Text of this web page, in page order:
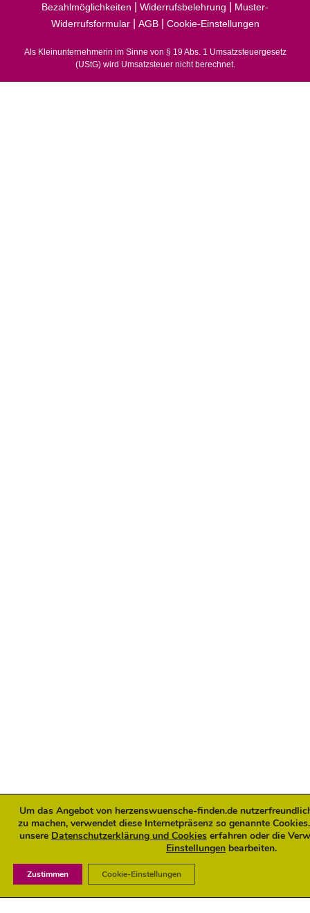
Bezahlmöglichkeiten Widerrufsbelehrung
Muster-
Widerrufsformular| AGB| Cookie-Einstellungen
Als Kleinunternehmerin im Sinne von § 19 Abs. 1 Umsatzsteuergesetz
(UStG) wird Umsatzsteuer nicht berechnet.
Um das Angebot von herzenswuensche-finden.de
zu machen, verwendet diese Internetpräsenz so genannte
unsere Datenschutzerklärung und Cookies erfahren oder die
Einstellungen bearbeiten.
Zustimmen Cookie-Einstellungen